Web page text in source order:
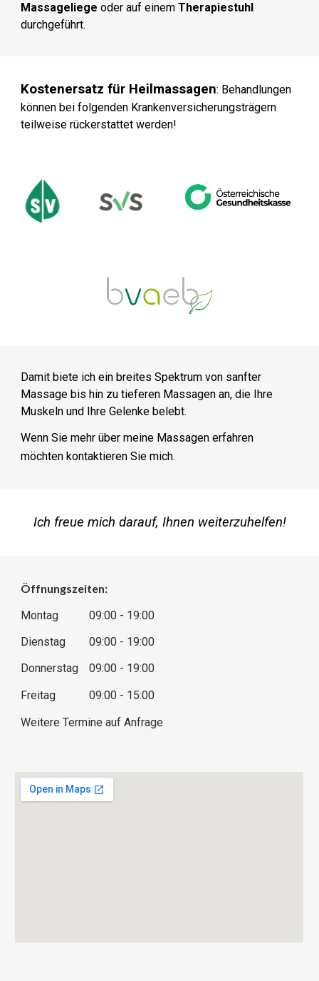
Massageliegeoder auf einemTherapiestuhl
durchgeführt.
Kostenersatz für Heilmassagen: Behandlungen
können bei folgenden Krankenversicherungsträgern
teilweise rückerstattet werden!
Damit biete ich ein breites Spektrum von sanfter
Massage bis hin zu tieferen Massagen an, die Ihre
Muskeln und Ihre Gelenke belebt.
Wenn Sie mehr über meine Massagen erfahren
möchten kontaktieren Sie mich.
Ich freue mich darauf, Ihnen weiterzuhelfen!
Öffnungszeiten:
Montag
09:00 - 19:00
Dienstag
09:00 - 19:00
Donnerstag
09:00 - 19:00
Freitag
09:00 - 15:00
Weitere Termine auf Anfrage